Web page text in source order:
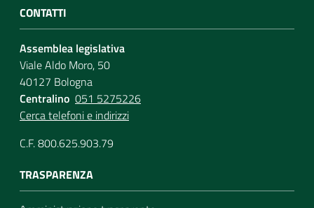
CONTATTI
Assemblea legislativa
Viale Aldo Moro, 50
40127 Bologna
Centralino 051 5275226
Cerca telefoni e indirizzi
C.F. 800.625.903.79
TRASPARENZA